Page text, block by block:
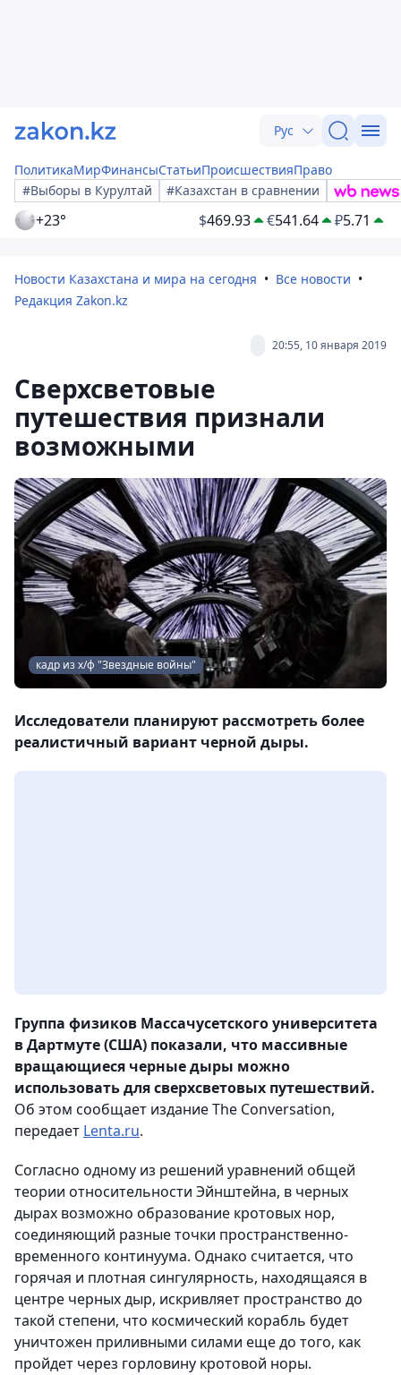
Рус
ПолитикаМирФинансыСтатьиПроисшествияПраво
#Выборы в Курултай
#Казахстан в сравнении
+23° $469.93 €541.64 ₽5.71
Новости Казахстана и мира на сегодня
Все новости
Редакция Zakon.kz
20:55, 10 января 2019
Сверхсветовые
путешествия признали
возможными
кадр из х/ф "Звездные войны"
Исследователи планируют рассмотреть более
реалистичный вариант черной дыры.
Группа физиков Массачусетского университета
в Дартмуте (США) показали, что массивные
вращающиеся черные дыры можно
использовать для сверхсветовых путешествий.
Об этом сообщает издание The Conversation,
передает Lenta.ru.
Согласно одному из решений уравнений общей
теории относительности Эйнштейна, в черных
дырах возможно образование кротовых нор,
соединяющий разные точки пространственно-
временного континуума. Однако считается, что
горячая и плотная сингулярность, находящаяся в
центре черных дыр, искривляет пространство до
такой степени, что космический корабль будет
уничтожен приливными силами еще до того, как
пройдет через горловину кротовой норы.